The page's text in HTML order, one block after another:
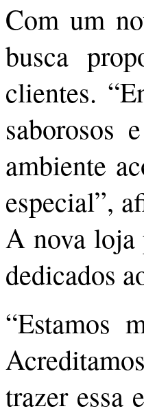
Com um
busca
clientes.
saborosos
ambiente
especial”,
A nova loja
dedicados
“Estamos
trazer essa